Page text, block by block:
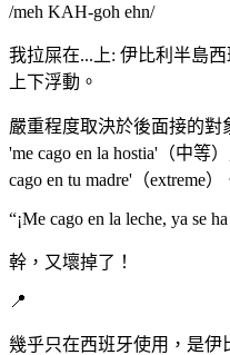
/meh KAH-goh ehn/
我拉屎在...上: 伊比利半島
上下浮動。
嚴重程度取決於後面接的對
'me cago en la hostia'（中等
cago en tu madre'（extreme）
“¡Me cago en la leche, ya se
幹，又壞掉了！
📍
幾乎只在西班牙使用，是